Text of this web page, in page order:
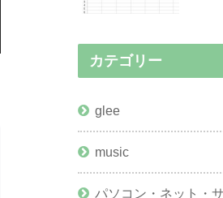
カテゴリー
glee
music
パソコン・ネット・